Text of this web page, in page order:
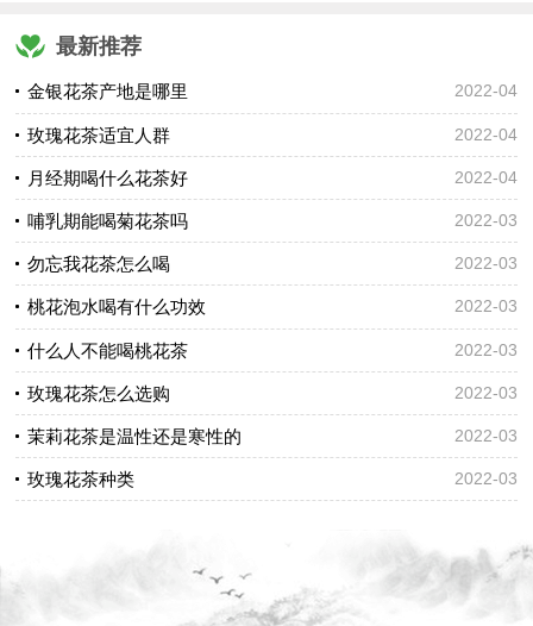
最新推荐
金银花茶产地是哪里 2022-04
玫瑰花茶适宜人群 2022-04
月经期喝什么花茶好 2022-04
哺乳期能喝菊花茶吗 2022-03
勿忘我花茶怎么喝 2022-03
桃花泡水喝有什么功效 2022-03
什么人不能喝桃花茶 2022-03
玫瑰花茶怎么选购 2022-03
茉莉花茶是温性还是寒性的 2022-03
玫瑰花茶种类 2022-03